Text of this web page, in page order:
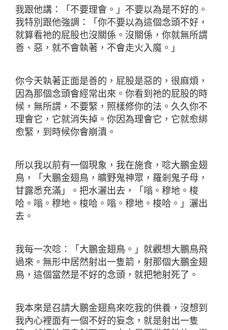
我跟他講：「不要理會。」不要以為是不好的。
我特別跟他強調：「你不要以為這個念頭不好，
就算看祂的屁股也沒關係。沒關係，你就無所謂
善、惡，就不會執著，不會走火入魔。」
你今天執著正面是善的，屁股是惡的，很麻煩，
因為那個念頭會經常出來。你看到祂的屁股的時
候，無所謂，不要緊，照樣修你的法。久久你不
理會它，它就消失掉。你因為理會它，它就愈綁
愈緊，到時候你會崩潰。
所以我以前有一個現象，我在施食，唸大鵬金翅
鳥，「大鵬金翅鳥，曠野鬼神眾，羅剎鬼子母，
甘露悉充滿」。把水灑出去，「嗡。穆地。梭
哈。嗡。穆地。梭哈。嗡。穆地。梭哈。」灑出
去。
我每一次唸：「大鵬金翅鳥。」就觀想大鵬鳥飛
過來。無形中居然射出一隻箭，射那個大鵬金翅
鳥，這個當然是不好的念頭，就把牠射死了。
我本來是召請大鵬金翅鳥來吃我的供養，沒想到
我內心裡面有一個不好的妄念，就是射出一隻